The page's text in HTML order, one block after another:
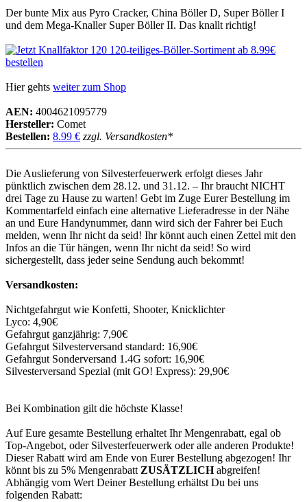
Der bunte Mix aus Pyro Cracker, China Böller D, Super Böller I
und dem Mega-Knaller Super Böller II. Das knallt richtig!
Hier gehts weiter zum Shop
AEN: 4004621095779
Hersteller: Comet
Bestellen: 8.99 € zzgl. Versandkosten*
Die Auslieferung von Silvesterfeuerwerk erfolgt dieses Jahr
pünktlich zwischen dem 28.12. und 31.12. – Ihr braucht NICHT
drei Tage zu Hause zu warten! Gebt im Zuge Eurer Bestellung im
Kommentarfeld einfach eine alternative Lieferadresse in der Nähe
an und Eure Handynummer, dann wird sich der Fahrer bei Euch
melden, wenn Ihr nicht da seid! Ihr könnt auch einen Zettel mit den
Infos an die Tür hängen, wenn Ihr nicht da seid! So wird
sichergestellt, dass jeder seine Sendung auch bekommt!
Versandkosten:
Nichtgefahrgut wie Konfetti, Shooter, Knicklichter
Lyco: 4,90€
Gefahrgut ganzjährig: 7,90€
Gefahrgut Silvesterversand standard: 16,90€
Gefahrgut Sonderversand 1.4G sofort: 16,90€
Silvesterversand Spezial (mit GO! Express): 29,90€
Bei Kombination gilt die höchste Klasse!
Auf Eure gesamte Bestellung erhaltet Ihr Mengenrabatt, egal ob
Top-Angebot, oder Silvesterfeuerwerk oder alle anderen Produkte!
Dieser Rabatt wird am Ende von Eurer Bestellung abgezogen! Ihr
könnt bis zu 5% Mengenrabatt ZUSÄTZLICHabgreifen!
Abhängig vom Wert Deiner Bestellung erhältst Du bei uns
folgenden Rabatt: